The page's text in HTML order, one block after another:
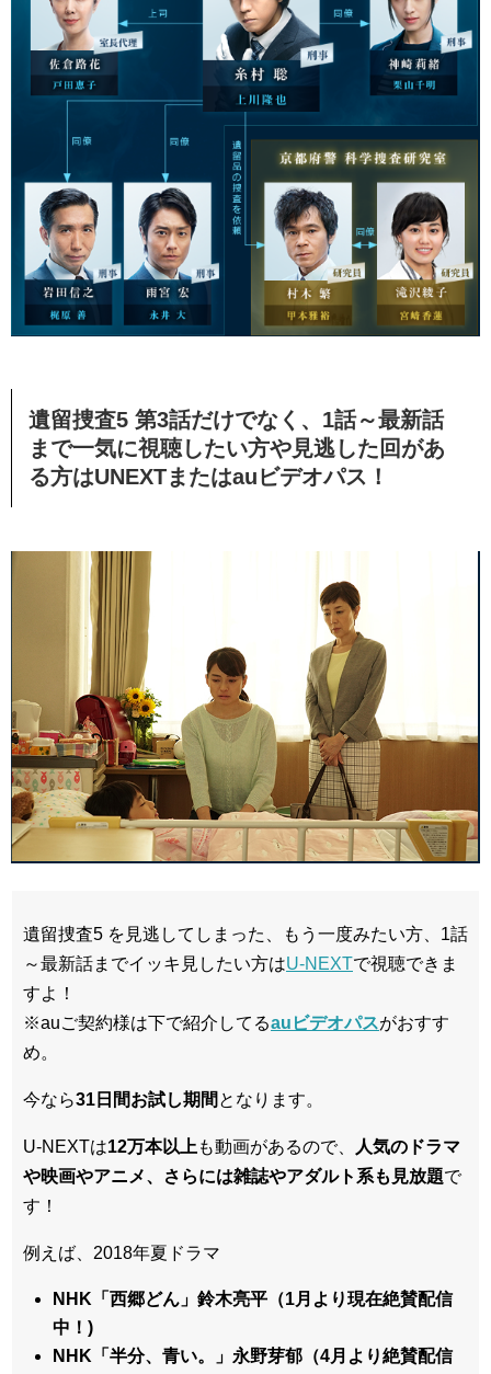
遺留捜査5 第3話だけでなく、1話～最新話
まで一気に視聴したい方や見逃した回があ
る方はUNEXTまたはauビデオパス！
遺留捜査5 を見逃してしまった、もう一度みたい方、1話
～最新話までイッキ見したい方はU-NEXTで視聴できま
すよ！
※auご契約様は下で紹介してるauビデオパスがおすす
め。
今なら31日間お試し期間 となります。
U-NEXTは12万本以上も動画があるので、
人気のドラマ
や映画やアニメ、さらには雑誌やアダルト系も見放題で
す！
例えば、2018年夏ドラマ
NHK「西郷どん」鈴木亮平（1月より現在絶賛配信
中！)
NHK「半分、青い。」永野芽郁（4月より絶賛配信